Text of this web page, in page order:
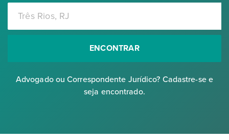
ENCONTRAR
Advogado ou Correspondente Jurídico? Cadastre-se e
seja encontrado.